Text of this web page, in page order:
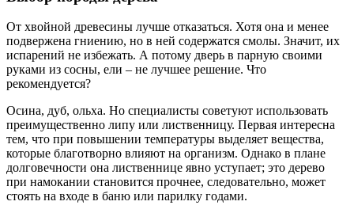
От хвойной древесины лучше отказаться. Хотя она и менее
подвержена гниению, но в ней содержатся смолы. Значит, их
испарений не избежать. А потому дверь в парную своими
руками из сосны, ели – не лучшее решение. Что
рекомендуется?
Осина, дуб, ольха. Но специалисты советуют использовать
преимущественно липу или лиственницу. Первая интересна
тем, что при повышении температуры выделяет вещества,
которые благотворно влияют на организм. Однако в плане
долговечности она лиственнице явно уступает; это дерево
при намокании становится прочнее, следовательно, может
стоять на входе в баню или парилку годами.